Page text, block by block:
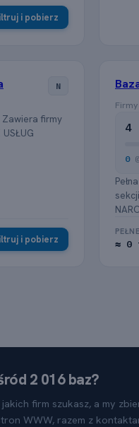
i pobierz
N
Zawiera firmy
i pobierz
4
0
≈ 0
2 016 baz?
firm szukasz, a my
WWW, razem z